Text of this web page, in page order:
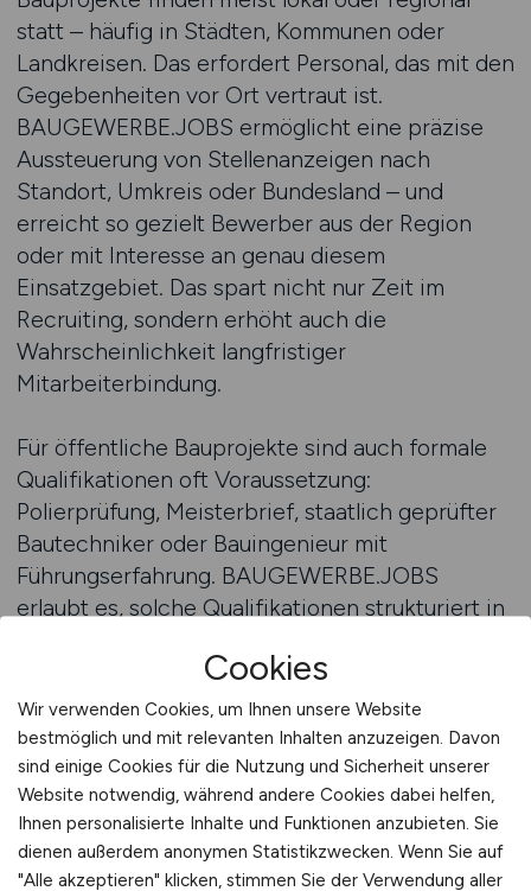
statt – häufig in Städten, Kommunen oder
Landkreisen. Das erfordert Personal, das mit den
Gegebenheiten vor Ort vertraut ist.
BAUGEWERBE.JOBS ermöglicht eine präzise
Aussteuerung von Stellenanzeigen nach
Standort, Umkreis oder Bundesland – und
erreicht so gezielt Bewerber aus der Region
oder mit Interesse an genau diesem
Einsatzgebiet. Das spart nicht nur Zeit im
Recruiting, sondern erhöht auch die
Wahrscheinlichkeit langfristiger
Mitarbeiterbindung.
Für öffentliche Bauprojekte sind auch formale
Qualifikationen oft Voraussetzung:
Polierprüfung, Meisterbrief, staatlich geprüfter
Bautechniker oder Bauingenieur mit
Führungserfahrung. BAUGEWERBE.JOBS
erlaubt es, solche Qualifikationen strukturiert in
Filterfunktionen Bewerber entsprechend zu
sortieren. So bleibt der Auswahlprozess
effizient und transparent – gerade bei
Führungspositionen ein entscheidender Vorteil.
Nicht zu unterschätzen ist der Stellenwert der
Arbeitgebermarke. Führungspersonal im
öffentlichen Bausektor erwartet Seriosität,
Cookies
Wir verwenden Cookies, um Ihnen unsere Website
bestmöglich und mit relevanten Inhalten anzuzeigen. Davon
sind einige Cookies für die Nutzung und Sicherheit unserer
Website notwendig, während andere Cookies dabei helfen,
Ihnen personalisierte Inhalte und Funktionen anzubieten. Sie
dienen außerdem anonymen Statistikzwecken. Wenn Sie auf
"Alle akzeptieren" klicken, stimmen Sie der Verwendung aller